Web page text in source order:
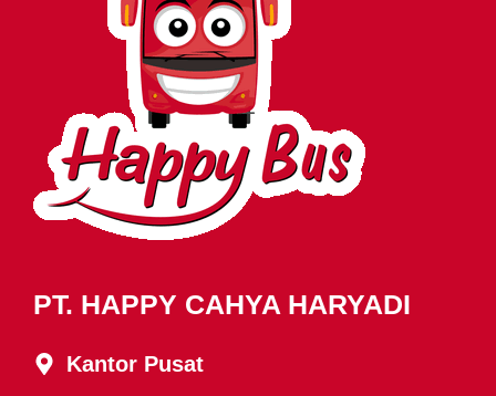
PT. HAPPY CAHYA HARYADI
Kantor Pusat